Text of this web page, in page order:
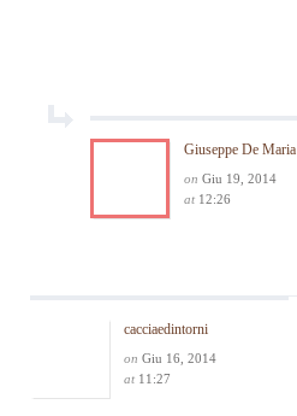
Giuseppe De Maria
on Giu 19, 2014
at 12:26
cacciaedintorni
on Giu 16, 2014
at 11:27